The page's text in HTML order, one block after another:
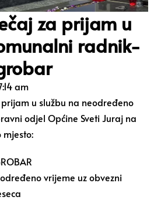
za prijam u
radnik-
am
u službu na neodređeno
odjel Općine Sveti Juraj na
mjesto:
vrijeme uz obvezni